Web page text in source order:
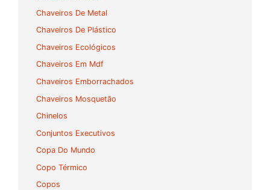
Chaveiros De Metal
Chaveiros De Plástico
Chaveiros Ecológicos
Chaveiros Em Mdf
Chaveiros Emborrachados
Chaveiros Mosquetão
Chinelos
Conjuntos Executivos
Copa Do Mundo
Copo Térmico
Copos